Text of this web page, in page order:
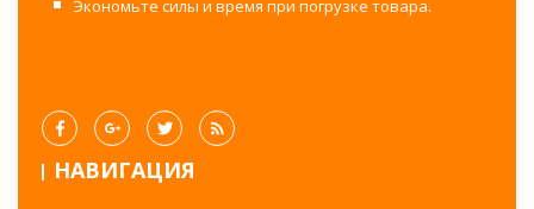
Экономьте силы и время при погрузке товара.
НАВИГАЦИЯ